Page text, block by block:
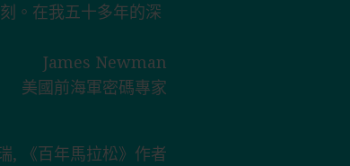
。在我五十多年的深
James Newman
美國前海軍密碼專家
, 《百年馬拉松》作者